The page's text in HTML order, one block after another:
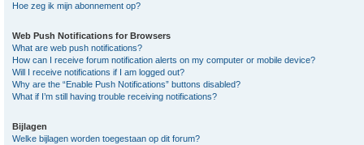
Hoe zeg ik mijn abonnement op?
Web Push Notifications for Browsers
What are web push notifications?
How can I receive forum notification alerts on my computer or mobile device?
Will I receive notifications if I am logged out?
Why are the “Enable Push Notifications” buttons disabled?
What if I’m still having trouble receiving notifications?
Bijlagen
Welke bijlagen worden toegestaan op dit forum?